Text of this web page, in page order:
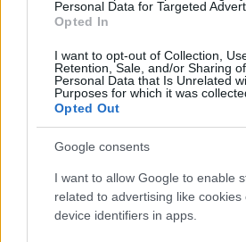
Personal Data for Targeted
Opted In
I want to opt-out of Collection,
Retention, Sale, and/or Sharing
Personal Data that Is Unrelated
Purposes for which it was
Opted Out
Google consents
I want to allow Google to enable
related to advertising like cookies
device identifiers in apps.
Látványos építési szakasz indult
felüljárón
A tartós nyári hőség jelentős kihívás
ennek ellenére folyamatosan halad az
árnyékában?
Elkészült a Liszt